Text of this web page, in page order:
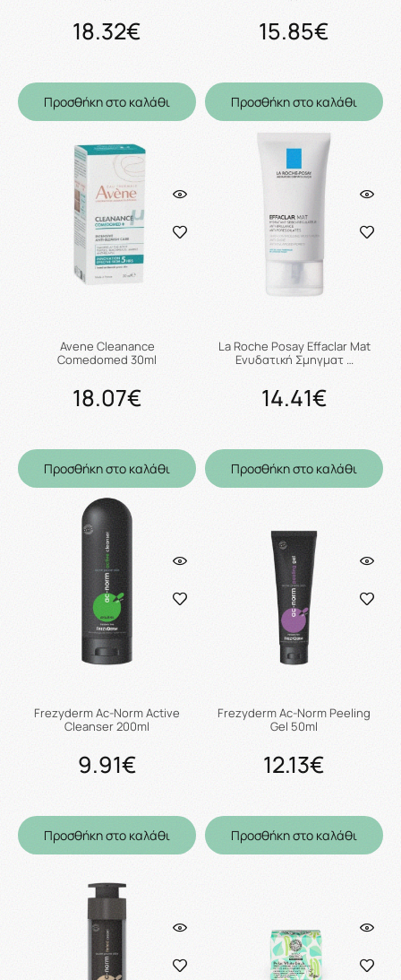
18.32€
Προσθήκη στο καλάθι
15.85€
Προσθήκη στο καλάθι
Avene Cleanance
Comedomed 30ml
18.07€
Προσθήκη στο καλάθι
La Roche Posay Effaclar Mat
Ενυδατική Σμηγματ …
14.41€
Προσθήκη στο καλάθι
Frezyderm Ac-Norm Active
Cleanser 200ml
9.91€
Προσθήκη στο καλάθι
Frezyderm Ac-Norm Peeling
Gel 50ml
12.13€
Προσθήκη στο καλάθι